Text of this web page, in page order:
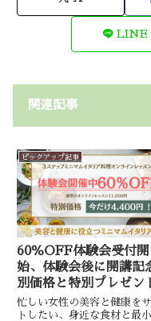
LINE
関連記事
ピックアップ記事
60％OFF体験会受付開
始、体験会後に開講記
別価格と特別プレゼン
画のお知らせがありま
忙しい女性の美容と健康を
トしたい、身近な食材と最